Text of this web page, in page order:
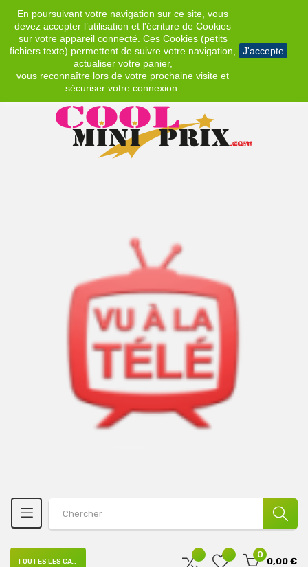
En poursuivant votre navigation sur ce site, vous
devez accepter l’utilisation et l'écriture de Cookies
sur votre appareil connecté. Ces Cookies (petits
fichiers texte) permettent de suivre votre navigation,
actualiser votre panier,
vous reconnaître lors de votre prochaine visite et
sécuriser votre connexion.
J'accepte
EUR
0
0,00 €
TOUTES LES CATÉGORIES